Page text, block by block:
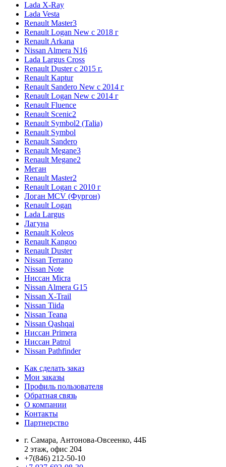
Lada X-Ray
Lada Vesta
Renault Master3
Renault Logan New с 2018 г
Renault Arkana
Nissan Almera N16
Lada Largus Cross
Renault Duster с 2015 г.
Renault Kaptur
Renault Sandero New с 2014 г
Renault Logan New с 2014 г
Renault Fluence
Renault Scenic2
Renault Symbol2 (Talia)
Renault Symbol
Renault Sandero
Renault Megane3
Renault Megane2
Меган
Renault Master2
Renault Logan c 2010 г
Логан МСV (Фургон)
Renault Logan
Lada Largus
Лагуна
Renault Koleos
Renault Kangoo
Renault Duster
Nissan Terrano
Nissan Note
Ниссан Micra
Nissan Almera G15
Nissan X-Trail
Nissan Tiida
Nissan Teana
Nissan Qashqai
Ниссан Primera
Ниссан Patrol
Nissan Pathfinder
Как сделать заказ
Мои заказы
Профиль пользователя
Обратная связь
О компании
Контакты
Партнерство
г. Самара, Антонова-Овсеенко, 44Б
2 этаж, офис 204
+7(846) 212-50-10